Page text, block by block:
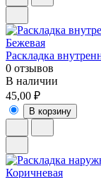
Раскладка
0 отзывов
В наличии
45,00 ₽
В корзину